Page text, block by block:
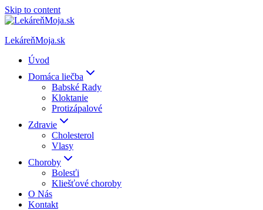
Skip to content
LekáreňMoja.sk
Úvod
Domáca liečba
Babské Rady
Kloktanie
Protizápalové
Zdravie
Cholesterol
Vlasy
Choroby
Bolesťi
Kliešťové choroby
O Nás
Kontakt